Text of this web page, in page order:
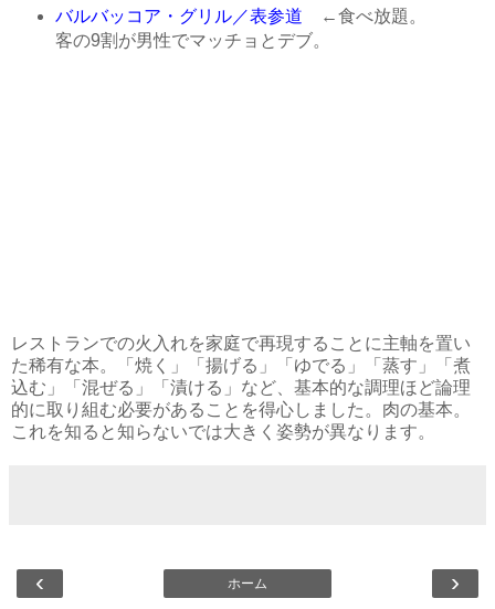
バルバッコア・グリル／表参道 ←食べ放題。
客の9割が男性でマッチョとデブ。
レストランでの火入れを家庭で再現することに主軸を置い
た稀有な本。「焼く」「揚げる」「ゆでる」「蒸す」「煮
込む」「混ぜる」「漬ける」など、基本的な調理ほど論理
的に取り組む必要があることを得心しました。肉の基本。
これを知ると知らないでは大きく姿勢が異なります。
‹ ›
ホーム